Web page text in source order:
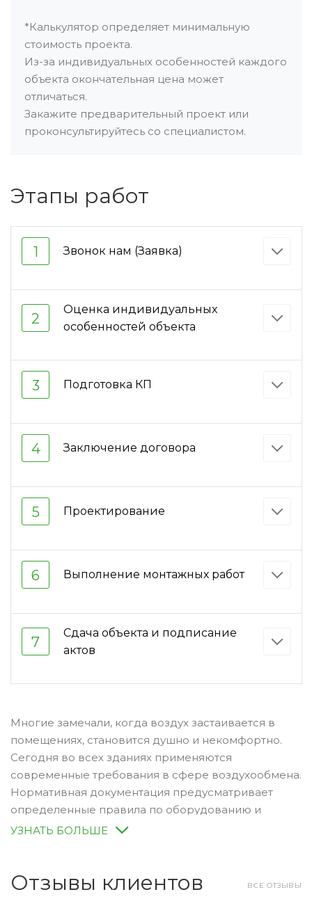
*Калькулятор определяет минимальную
стоимость проекта.
Из-за индивидуальных особенностей каждого
объекта окончательная цена может
отличаться.
Закажите предварительный проект или
проконсультируйтесь со специалистом.
Этапы работ
1 Звонок нам (Заявка)
2
Оценка индивидуальных
особенностей объекта
3 Подготовка КП
4 Заключение договора
5 Проектирование
6 Выполнение монтажных работ
7
Сдача объекта и подписание
актов
Многие замечали, когда воздух застаивается в
помещениях, становится душно и некомфортно.
Сегодня во всех зданиях применяются
современные требования в сфере воздухообмена.
Нормативная документация предусматривает
определенные правила по оборудованию и
сооружению вентиляционных систем на объектах
УЗНАТЬ БОЛЬШЕ
ВСЕ ОТЗЫВЫ
Отзывы клиентов